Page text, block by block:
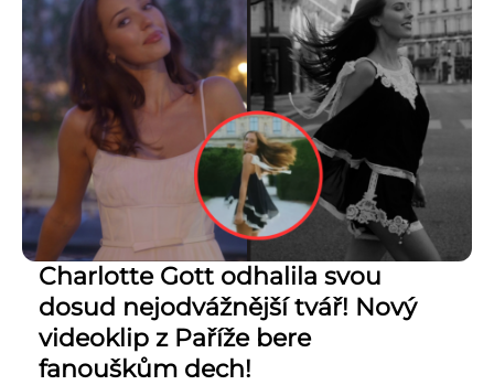
Charlotte Gott odhalila svou
dosud nejodvážnější tvář! Nový
videoklip z Paříže bere
fanouškům dech!